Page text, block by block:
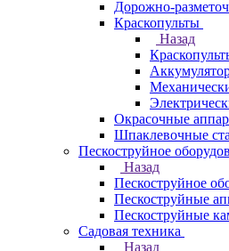
Дорожно-
Краскопульты
Назад
Окрасочные
Шпаклевочные
Пескоструйное
Назад
Пескоструйное
Пескоструйные
Пескоструйные
Садовая техника
Назад